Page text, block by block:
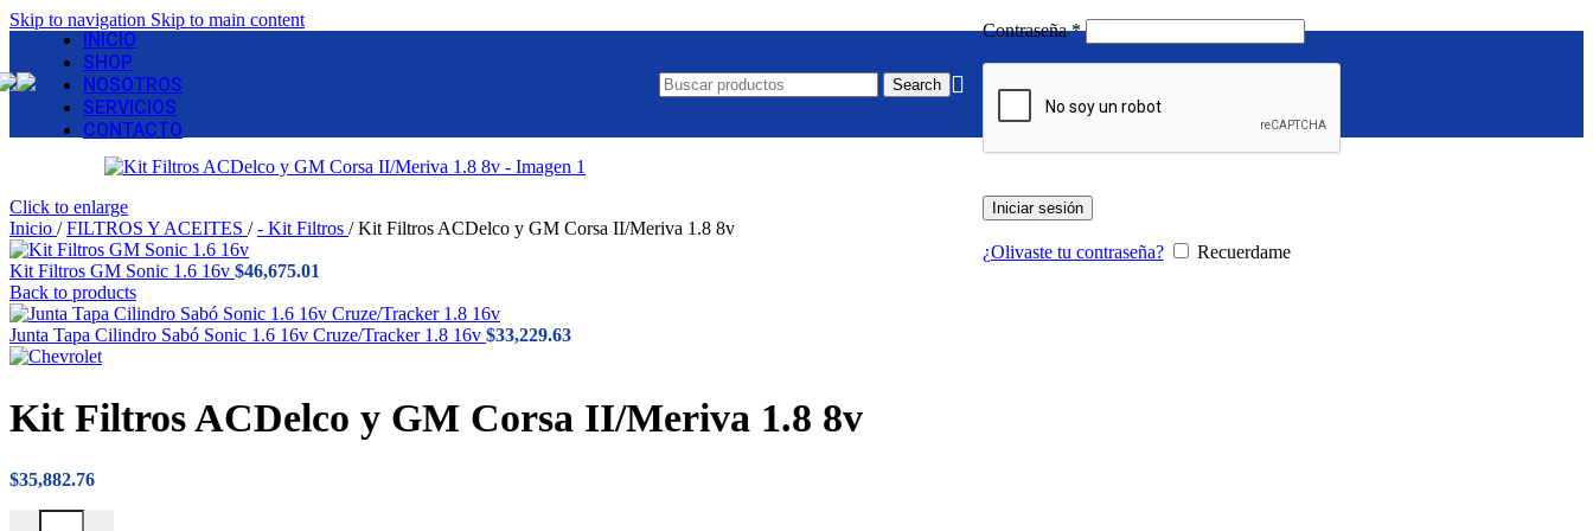
Skip to navigation Skip to main content
INICIO
SHOP
NOSOTROS
SERVICIOS
CONTACTO
Search
Contraseña*Requerido
Iniciar sesión
¿Olivaste tu contraseña? Recuerdame
Click to enlarge
Inicio / FILTROS Y ACEITES / - Kit Filtros / Kit Filtros ACDelco y GM Corsa II/Meriva 1.8 8v
Kit Filtros GM Sonic 1.6 16v $46,675.01
Back to products
Junta Tapa Cilindro Sabó Sonic 1.6 16v Cruze/Tracker 1.8 16v $33,229.63
Kit Filtros ACDelco y GM Corsa II/Meriva 1.8 8v
$35,882.76
Kit Filtros ACDelco y GM Corsa II/Meriva 1.8 8v cantidad